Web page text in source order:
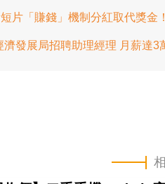
片「賺錢」機制分紅取代獎金
發展局招聘助理經理 月薪達3